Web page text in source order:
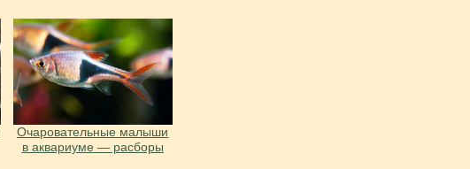
Очаровательные малыши
в аквариуме — расборы